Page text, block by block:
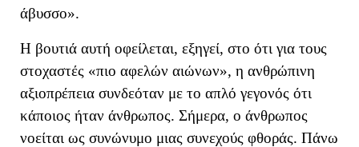
άβυσσο».
Η βουτιά αυτή οφείλεται, εξηγεί, στο ότι για τους
στοχαστές «πιο αφελών αιώνων», η ανθρώπινη
αξιοπρέπεια συνδεόταν με το απλό γεγονός ότι
κάποιος ήταν άνθρωπος. Σήμερα, ο άνθρωπος
νοείται ως συνώνυμο μιας συνεχούς φθοράς. Πάνω